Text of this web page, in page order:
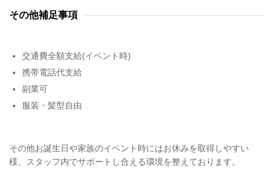
その他補足事項
交通費全額支給(イベント時)
携帯電話代支給
副業可
服装・髪型自由
その他お誕生日や家族のイベント時にはお休みを取得しやすい
様、スタッフ内でサポートし合える環境を整えております。